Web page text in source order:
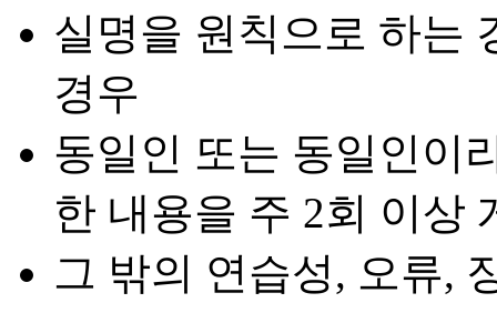
실명을 원칙으로 하는
경우
동일인 또는 동일인이
한 내용을 주 2회 이상
그 밖의 연습성, 오류,